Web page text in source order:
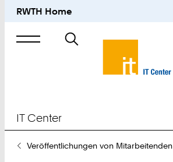
RWTH Home
Suche
nach
IT Center
SieVeröffentlichungen von Mitarbeitenden